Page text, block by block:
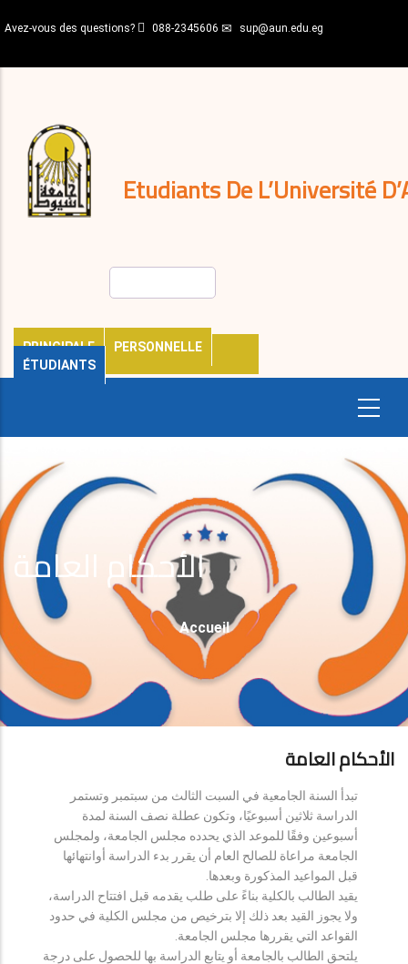
au
principal
Avez-vous des questions? 088-2345606 sup@aun.edu.eg
Etudiants De L’Université
PRINCIPALE
PERSONNELLE
ÉTUDIANTS
décisions
Expatriés
Journal
الأحكام العامة
Fil
D'Ariane
Accueil
الأحكام العامة
تبدأ السنة الجامعية في السبت الثالث من سبتمبر وتستمر
الدراسة ثلاثين أسبوعيًا، وتكون عطلة نصف السنة لمدة
أسبوعين وفقًا للموعد الذي يحدده مجلس الجامعة، ولمجلس
الجامعة مراعاة للصالح العام أن يقرر بدء الدراسة أوانتهائها
قبل المواعيد المذكورة وبعدها.
يقيد الطالب بالكلية بناءً على طلب يقدمه قبل افتتاح الدراسة،
ولا يجوز القيد بعد ذلك إلا بترخيص من مجلس الكلية في حدود
القواعد التي يقررها مجلس الجامعة.
يلتحق الطالب بالجامعة أو يتابع الدراسة بها للحصول على درجة